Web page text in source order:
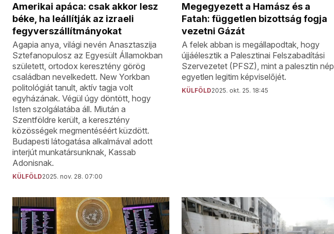
Amerikai apáca: csak akkor lesz
béke, ha leállítják az izraeli
fegyverszállítmányokat
Agapia anya, világi nevén Anasztaszija
Sztefanopulosz az Egyesült Államokban
született, ortodox keresztény görög
családban nevelkedett. New Yorkban
politológiát tanult, aktív tagja volt
egyházának. Végül úgy döntött, hogy
Isten szolgálatába áll. Miután a
Szentföldre került, a keresztény
közösségek megmentéséért küzdött.
Budapesti látogatása alkalmával adott
interjút munkatársunknak, Kassab
Adonisnak.
KÜLFÖLD2025. nov. 28. 07:00
Megegyezett a Hamász és a
Fatah: független bizottság fogja
vezetni Gázát
A felek abban is megállapodtak, hogy
újjáélesztik a Palesztinai Felszabadítási
Szervezetet (PFSZ), mint a palesztin nép
egyetlen legitim képviselőjét.
KÜLFÖLD2025. okt. 25. 18:45